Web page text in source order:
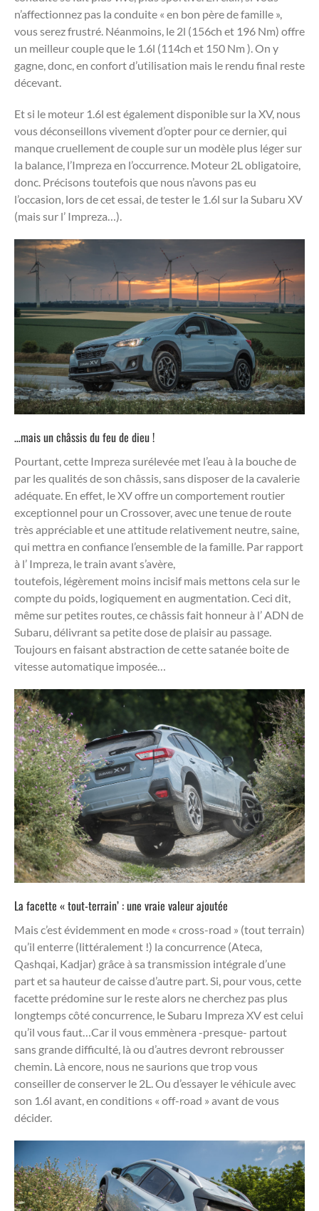
n’affectionnez pas la conduite « en bon père de famille »,
vous serez frustré. Néanmoins, le 2l (156ch et 196 Nm) offre
un meilleur couple que le 1.6l (114ch et 150 Nm ). On y
gagne, donc, en confort d’utilisation mais le rendu final reste
décevant.
Et si le moteur 1.6l est également disponible sur la XV, nous
vous déconseillons vivement d’opter pour ce dernier, qui
manque cruellement de couple sur un modèle plus léger sur
la balance, l’Impreza en l’occurrence. Moteur 2L obligatoire,
donc. Précisons toutefois que nous n’avons pas eu
l’occasion, lors de cet essai, de tester le 1.6l sur la Subaru XV
(mais sur l’ Impreza…).
…mais un châssis du feu de dieu !
Pourtant, cette Impreza surélevée met l’eau à la bouche de
par les qualités de son châssis, sans disposer de la cavalerie
adéquate. En effet, le XV offre un comportement routier
exceptionnel pour un Crossover, avec une tenue de route
très appréciable et une attitude relativement neutre, saine,
qui mettra en confiance l’ensemble de la famille. Par rapport
à l’ Impreza, le train avant s’avère,
toutefois, légèrement moins incisif mais mettons cela sur le
compte du poids, logiquement en augmentation. Ceci dit,
même sur petites routes, ce châssis fait honneur à l’ ADN de
Subaru, délivrant sa petite dose de plaisir au passage.
Toujours en faisant abstraction de cette satanée boite de
vitesse automatique imposée…
La facette « tout-terrain’ : une vraie valeur ajoutée
Mais c’est évidemment en mode « cross-road » (tout terrain)
qu’il enterre (littéralement !) la concurrence (Ateca,
Qashqai, Kadjar) grâce à sa transmission intégrale d’une
part et sa hauteur de caisse d’autre part. Si, pour vous, cette
facette prédomine sur le reste alors ne cherchez pas plus
longtemps côté concurrence, le Subaru Impreza XV est celui
qu’il vous faut…Car il vous emmènera -presque- partout
sans grande difficulté, là ou d’autres devront rebrousser
chemin. Là encore, nous ne saurions que trop vous
conseiller de conserver le 2L. Ou d’essayer le véhicule avec
son 1.6l avant, en conditions « off-road » avant de vous
décider.